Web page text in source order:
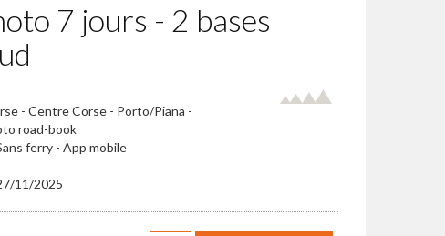
7 jours - 2 bases
- Centre Corse - Porto/Piana -
road-book
ferry - App mobile
11/2025